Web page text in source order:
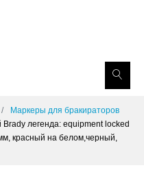
Маркеры для бракираторов
легенда: equipment locked
красный на белом,черный,